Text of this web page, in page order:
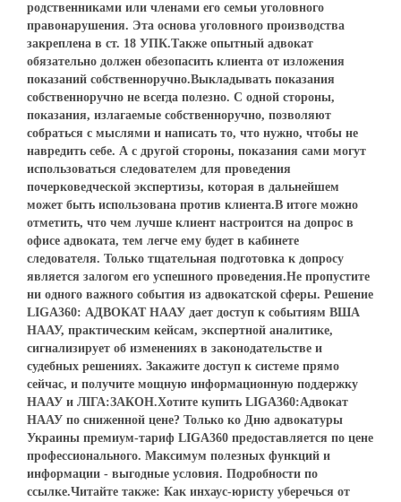
родственниками или членами его семьи уголовного
правонарушения. Эта основа уголовного производства
закреплена в ст. 18 УПК.Также опытный адвокат
обязательно должен обезопасить клиента от изложения
показаний собственноручно.Выкладывать показания
собственноручно не всегда полезно. С одной стороны,
показания, излагаемые собственноручно, позволяют
собраться с мыслями и написать то, что нужно, чтобы не
навредить себе. А с другой стороны, показания сами могут
использоваться следователем для проведения
почерковедческой экспертизы, которая в дальнейшем
может быть использована против клиента.В итоге можно
отметить, что чем лучше клиент настроится на допрос в
офисе адвоката, тем легче ему будет в кабинете
следователя. Только тщательная подготовка к допросу
является залогом его успешного проведения.Не пропустите
ни одного важного события из адвокатской сферы. Решение
LIGA360: АДВОКАТ НААУ дает доступ к событиям ВША
НААУ, практическим кейсам, экспертной аналитике,
сигнализирует об изменениях в законодательстве и
судебных решениях. Закажите доступ к системе прямо
сейчас, и получите мощную информационную поддержку
НААУ и ЛІГА:ЗАКОН.Хотите купить LIGA360:Адвокат
НААУ по сниженной цене? Только ко Дню адвокатуры
Украины премиум-тариф LIGA360 предоставляется по цене
профессионального. Максимум полезных функций и
информации - выгодные условия. Подробности по
ссылке.Читайте также: Как инхаус-юристу уберечься от